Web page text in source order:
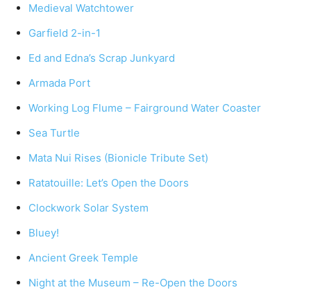
Medieval Watchtower
Garfield 2-in-1
Ed and Edna’s Scrap Junkyard
Armada Port
Working Log Flume – Fairground Water Coaster
Sea Turtle
Mata Nui Rises (Bionicle Tribute Set)
Ratatouille: Let’s Open the Doors
Clockwork Solar System
Bluey!
Ancient Greek Temple
Night at the Museum – Re-Open the Doors